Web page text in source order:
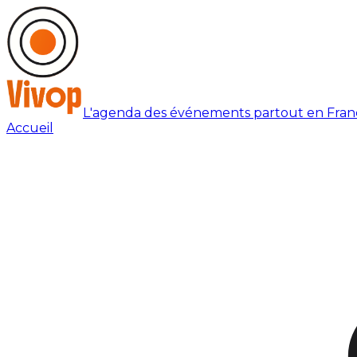
L'agenda des événements partout en
Accueil